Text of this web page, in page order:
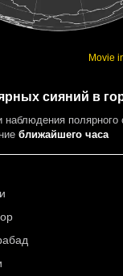
Movie
сияний в
наблюдения полярного
ближайшего часа